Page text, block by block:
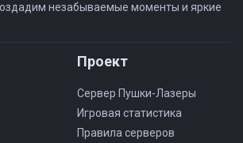
незабываемые моменты и яркие
Проект
Сервер Пушки-Лазеры
Игровая статистика
Правила серверов